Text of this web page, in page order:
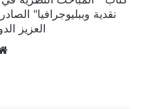
نقدية وببليوجرافيا"
العزيز